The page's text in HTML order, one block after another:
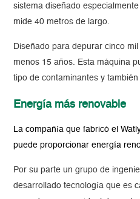
sistema diseñado
mide 40 metros de largo.
Diseñado para depurar cinco
menos 15 años. Esta máquina
tipo de contaminantes y
Energía más renovable
La compañía que fabricó el
puede proporcionar energía
Por su parte un grupo de
desarrollado tecnología que es